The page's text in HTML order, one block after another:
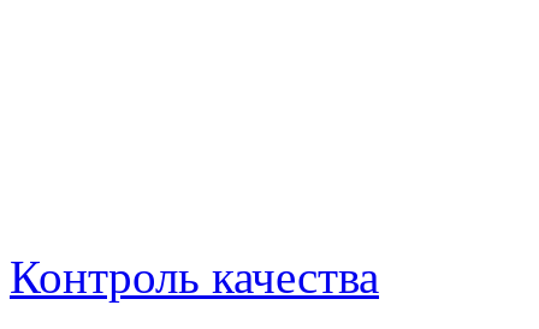
Контроль качества